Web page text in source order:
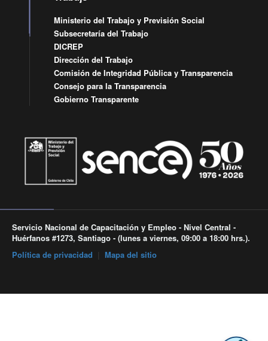
Ministerio del Trabajo y Previsión Social
Subsecretaría del Trabajo
DICREP
Dirección del Trabajo
Comisión de Integridad Pública y Transparencia
Consejo para la Transparencia
Gobierno Transparente
Servicio Nacional de Capacitación y Empleo - Nivel Central -
Huérfanos #1273, Santiago - (lunes a viernes, 09:00 a 18:00 hrs.).
Política de privacidad
Mapa del sitio